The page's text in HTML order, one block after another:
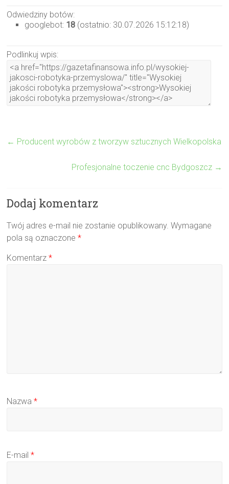
Odwiedziny botów:
googlebot: 18 (ostatnio: 30.07.2026 15:12:18)
Podlinkuj wpis:
← Producent wyrobów z tworzyw sztucznych Wielkopolska
Profesjonalne toczenie cnc Bydgoszcz →
Dodaj komentarz
Twój adres e-mail nie zostanie opublikowany. Wymagane
pola są oznaczone*
Komentarz*
Nazwa*
E-mail*